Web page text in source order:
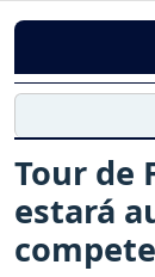
Tour de
estará